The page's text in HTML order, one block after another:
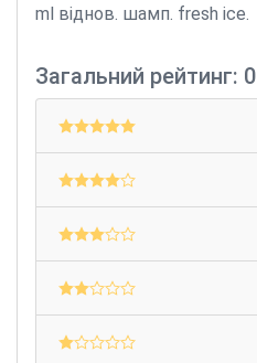
ml віднов. шамп. fresh ice.
Загальний рейтинг: 0